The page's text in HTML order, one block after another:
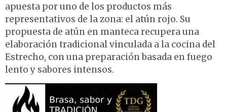
apuesta por uno de los productos más
representativos de la zona: el atún rojo. Su
propuesta de atún en manteca recupera una
elaboración tradicional vinculada a la cocina del
Estrecho, con una preparación basada en fuego
lento y sabores intensos.